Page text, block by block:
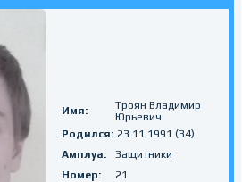
Имя:
Троян Владимир
Юрьевич
Родился: 23.11.1991 (34)
Амплуа:
Защитники
Номер:
21